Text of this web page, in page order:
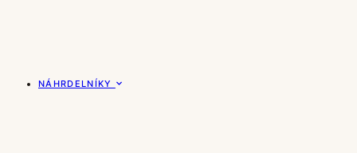
NÁHRDELNÍKY